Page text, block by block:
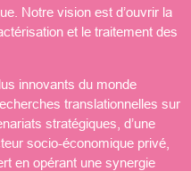
Notre vision est d’ouvrir la
et le traitement des
innovants du monde
translationnelles sur
stratégiques, d’une
socio-économique privé,
en opérant une synergie